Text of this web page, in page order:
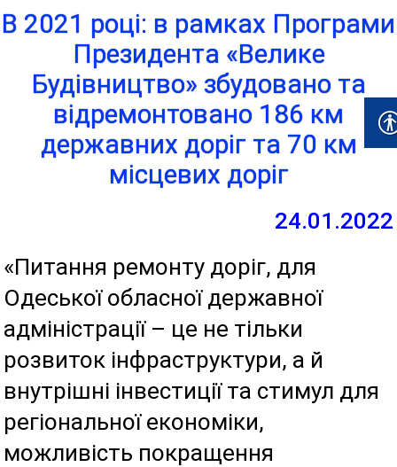
В 2021 році: в рамках Програми
Президента «Велике
Будівництво» збудовано та
відремонтовано 186 км
державних доріг та 70 км
місцевих доріг
24.01.2022
«Питання ремонту доріг, для
Одеської обласної державної
адміністрації – це не тільки
розвиток інфраструктури, а й
внутрішні інвестиції та стимул для
регіональної економіки,
можливість покращення